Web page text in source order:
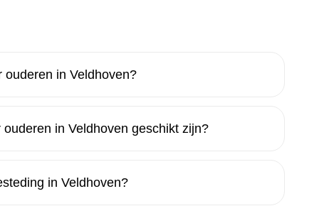
ouderen in Veldhoven?
in Veldhoven geschikt zijn?
in Veldhoven?